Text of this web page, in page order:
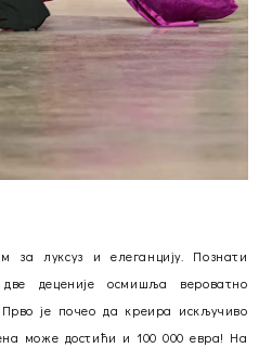
за луксуз и елеганцију. Познати
деценије осмишља вероватно
је почео да креира искључиво
може достићи и 100 000 евра! На